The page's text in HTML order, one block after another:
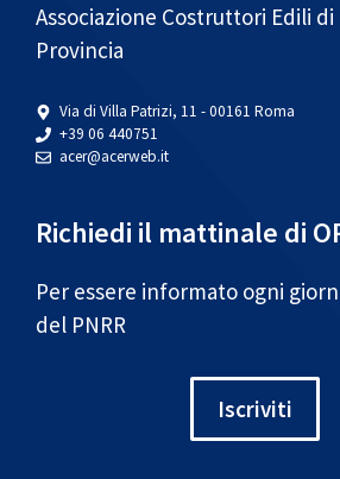
Associazione Costruttori Edili di
Provincia
Via di Villa Patrizi, 11 - 00161 Roma
+39 06 440751
acer@acerweb.it
Richiedi il mattinale di
Per essere informato ogni
del PNRR
Iscriviti